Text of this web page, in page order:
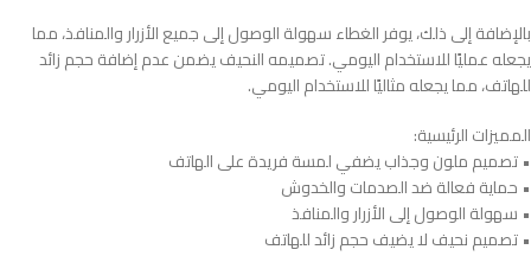
بالإضافة إلى ذلك، يوفر الغطاء سهولة الوصول إلى جميع الأزرار والمنافذ، مما
يجعله عمليًا للاستخدام اليومي. تصميمه النحيف يضمن عدم إضافة حجم زائد
للهاتف، مما يجعله مثاليًا للاستخدام اليومي.
المميزات الرئيسية:
• تصميم ملون وجذاب يضفي لمسة فريدة على الهاتف
• حماية فعالة ضد الصدمات والخدوش
• سهولة الوصول إلى الأزرار والمنافذ
• تصميم نحيف لا يضيف حجم زائد للهاتف